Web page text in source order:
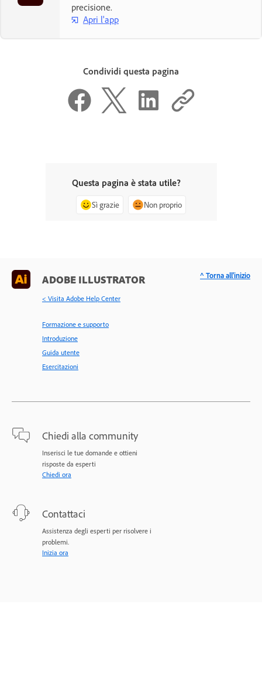
precisione.
Apri l'app
Condividi questa pagina
Questa pagina è stata utile?
Sì grazie Non proprio
ADOBE ILLUSTRATOR
< Visita Adobe Help Center
Formazione e supporto
Introduzione
Guida utente
Esercitazioni
Chiedi alla community
Inserisci le tue domande e ottieni
risposte da esperti
Chiedi ora
Contattaci
Assistenza degli esperti per risolvere i
problemi.
Inizia ora
^ Torna all'inizio